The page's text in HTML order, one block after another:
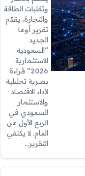
وتقلبات الطاقة
والتجارة، يقدّم
تقرير أوما
الجديد
“السعودية
الاستثمارية
2026” قراءة
بصرية تحليلية
لأداء الاقتصاد
والاستثمار
السعودي في
الربع الأول من
العام. لا يكتفي
التقرير…